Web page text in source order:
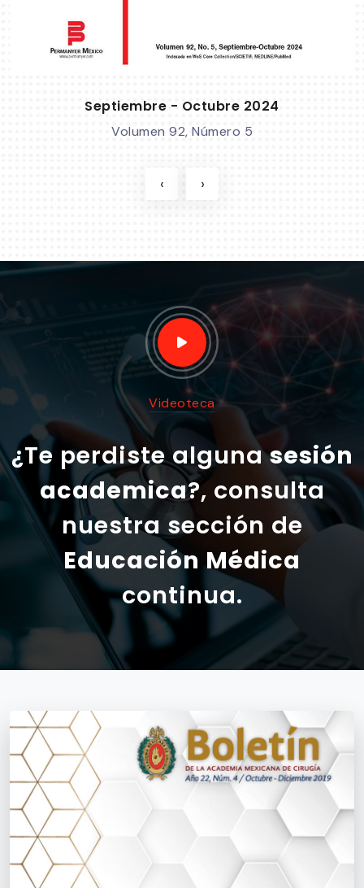
Septiembre - Octubre 2024
Volumen 92, Número 5
‹ ›
¿Te perdiste algunasesión
academica?, consulta
nuestra sección de
Educación Médica
continua.
Videoteca